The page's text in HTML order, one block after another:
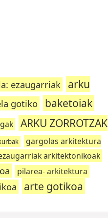
ezaugarriak
arku
gotiko baketoiak
ARKU ZORROTZAK
gargolas arkitektura
arkitektonikoak
pilarea- arkitektura
arte gotikoa